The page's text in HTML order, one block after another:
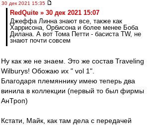
30 дек 2021 15:35
RedQuite » 30 дек 2021 15:07
Джеффа Линна знают все, также как
Харрисона, Орбисона и более менее Боба
Дилана. А вот Тома Петти - басиста TW, не
знают почти совсем
Ну как же не знаем. Это же состав Traveling
Wilburys! Обожаю их " vol 1".
Благодаря племяннику имею теперь два
винила в коллекции (первый то был фирмы
АнТроп)
Кстати, Майк, как там дела с передачей